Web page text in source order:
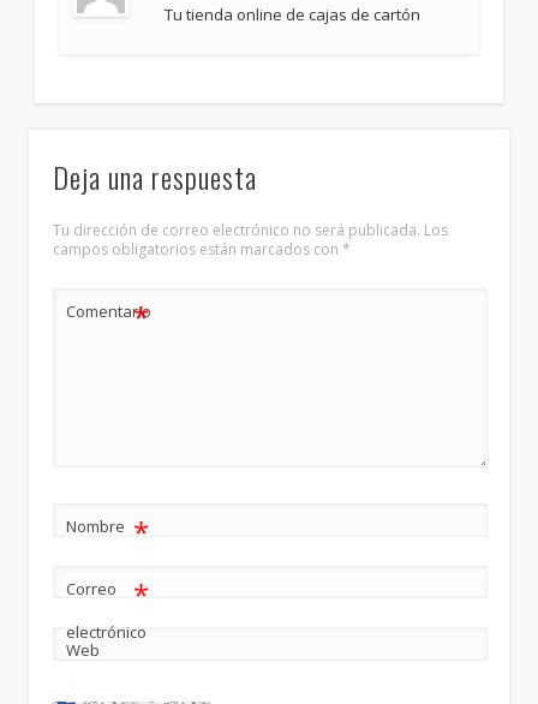
Tu tienda online de cajas de cartón
Deja una respuesta
Tu dirección de correo electrónico no será publicada. Los
campos obligatorios están marcados con*
Comentario
*
Nombre *
Correo
electrónico
*
Web